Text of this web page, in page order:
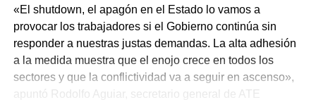
fundacionales como la jornada de 8 horas, instalando un
banco de horas flexible, que borra los límites entre lo
personal y lo laboral, debemos recurrir a varios empleos
para poder sostener la vida», dijo Chevalier y subrayó
que «esta pobreza de tiempo impacta de manera
«El shutdown, el apagón en el Estado lo vamos a
provocar los trabajadores si el Gobierno continúa sin
responder a nuestras justas demandas. La alta adhesión
a la medida muestra que el enojo crece en todos los
sectores y que la conflictividad va a seguir en ascenso»,
apuntó Rodolfo Aguiar, secretario general de ATE